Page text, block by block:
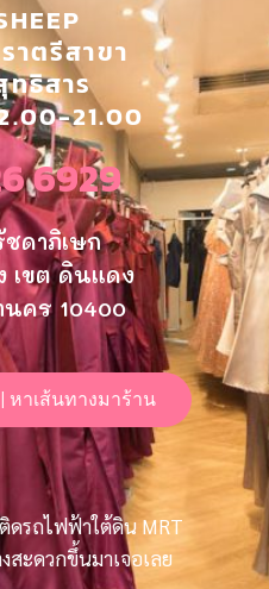
าตรีสาขา
ธิสาร
21.00
6929
ดาภิเษก
เขต ดินแดง
คร 10400
หาเส้นทางมาร้าน
ดรถไฟฟ้าใต้ดิน MRT
สะดวกขึ้นมาเจอเลย